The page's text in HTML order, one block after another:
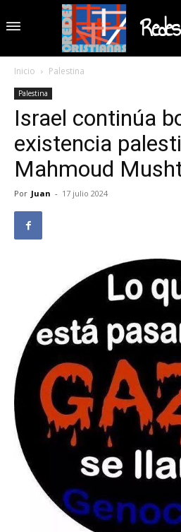
Inicio Palestina
Palestina
Israel continúa
existencia
Mahmoud
Por Juan - 17 julio 2024